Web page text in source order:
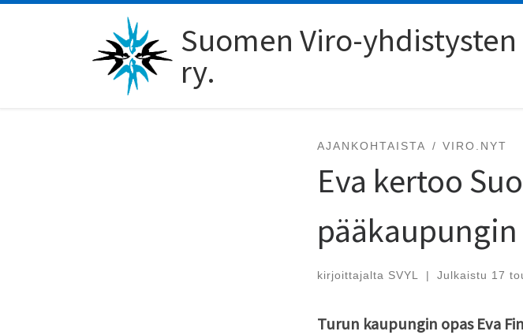
Suomen Viro-
ry.
AJANKOHTAISTA VIRO.NYT
Eva kertoo
kirjoittajalta SVYL | Julkaistu 17
Turun kaupungin opas Eva